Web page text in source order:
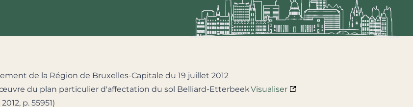
de la Région de Bruxelles-Capitale du 19 juillet 2012
du plan particulier d'affectation du sol Belliard-Etterbeek
p. 55951)
Visualiser